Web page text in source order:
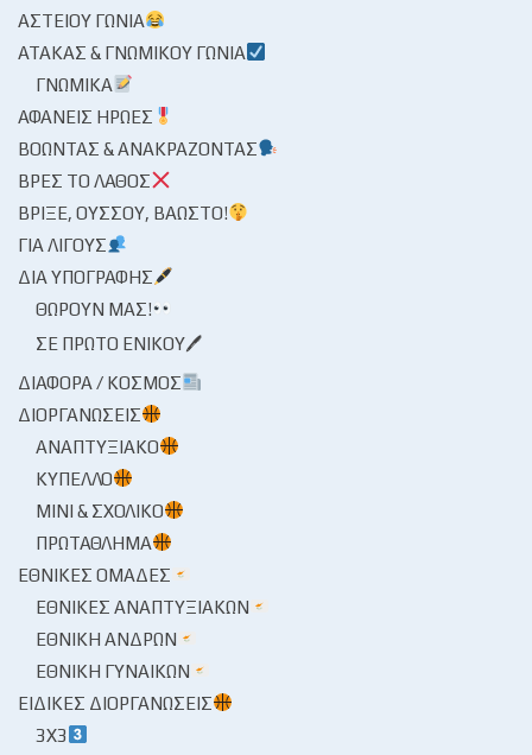
ΑΣΤΕΊΟΥ ΓΩΝΊΑ
ΑΤΆΚΑΣ & ΓΝΩΜΙΚΟΎ ΓΩΝΊΑ
ΓΝΩΜΙΚΆ
ΑΦΑΝΕΊΣ ΉΡΩΕΣ
ΒΟΏΝΤΑΣ & ΑΝΑΚΡΆΖΟΝΤΑΣ
ΒΡΕΣ ΤΟ ΛΆΘΟΣ
ΒΡΊΞΕ, ΟΎΣΣΟΥ, ΒΆΩΣΤΟ!
ΓΙΑ ΛΊΓΟΥΣ
ΔΙΑ ΥΠΟΓΡΑΦΉΣ
ΘΩΡΟΎΝ ΜΑΣ!
ΣΕ ΠΡΏΤΟ ΕΝΙΚΟΎ🖊
ΔΙΆΦΟΡΑ / ΚΌΣΜΟΣ
ΔΙΟΡΓΑΝΏΣΕΙΣ
ΑΝΑΠΤΥΞΙΑΚΌ
ΚΎΠΕΛΛΟ
ΜΊΝΙ & ΣΧΟΛΙΚΌ
ΠΡΩΤΆΘΛΗΜΑ
ΕΘΝΙΚΈΣ ΟΜΆΔΕΣ
ΕΘΝΙΚΈΣ ΑΝΑΠΤΥΞΙΑΚΏΝ
ΕΘΝΙΚΉ ΑΝΔΡΏΝ
ΕΘΝΙΚΉ ΓΥΝΑΙΚΏΝ
ΕΙΔΙΚΈΣ ΔΙΟΡΓΑΝΏΣΕΙΣ
3X3